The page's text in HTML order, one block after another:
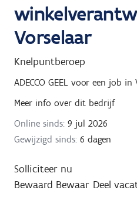
Vorselaar
Knelpuntberoep
ADECCO GEEL voor een job in
Meer info over dit bedrijf
Online sinds: 9 jul 2026
Gewijzigd sinds: 6 dagen
Solliciteer nu
Bewaard Bewaar Deel